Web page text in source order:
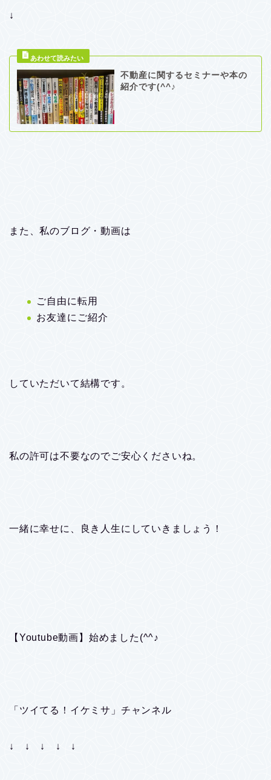
↓
不動産に関するセミナーや本の
紹介です(^^♪
また、私のブログ・動画は
ご自由に転用
お友達にご紹介
していただいて結構です。
私の許可は不要なのでご安心くださいね。
一緒に幸せに、良き人生にしていきましょう！
【Youtube動画】始めました(^^♪
「ツイてる！イケミサ」チャンネル
↓ ↓ ↓ ↓ ↓